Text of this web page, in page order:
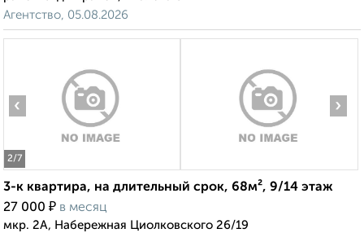
Агентство, 05.08.2026
2/7
‹ ›
3-к квартира, на длительный срок, 68м², 9/14 этаж
27 000 ₽ в месяц
мкр. 2А, Набережная Циолковского 26/19